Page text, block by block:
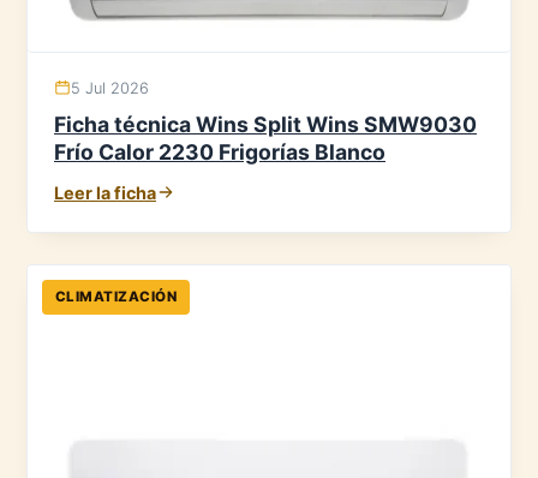
5 Jul 2026
Ficha técnica Wins Split Wins SMW9030
Frío Calor 2230 Frigorías Blanco
Leer la ficha
CLIMATIZACIÓN